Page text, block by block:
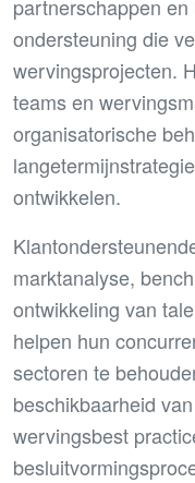
partnerschappen
ondersteuning die
wervingsprojecten.
teams en
organisatorische
ontwikkelen.
marktanalyse,
ontwikkeling van
helpen hun
sectoren te
beschikbaarheid
wervingsbest